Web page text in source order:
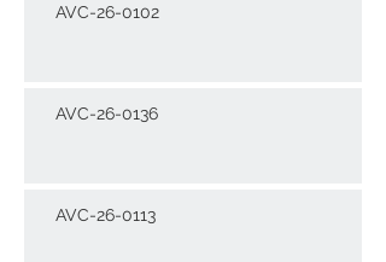
AVC-26-0102
AVC-26-0136
AVC-26-0113